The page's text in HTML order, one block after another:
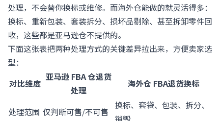
处理，不会替你换标或维修。而海外仓能做的就灵活得多：
换标、重新包装、套装拆分、损坏品剔除、甚至拆卸零件回
收，这些都是亚马逊仓不提供的。
下面这张表把两种处理方式的关键差异拉出来，方便卖家选
型：
对比维度
亚马逊 FBA 仓退货
处理
海外仓 FBA退货换标
处理范围 仅判断可售/不可售
换标、套袋、包装、拆分、
销毁